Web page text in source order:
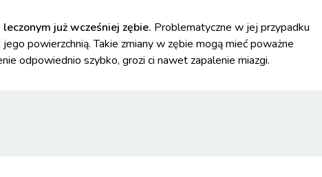
już wcześniej zębie. Problematyczne w jej przypadku
powierzchnią. Takie zmiany w zębie mogą mieć poważne
odpowiednio szybko, grozi ci nawet zapalenie miazgi.